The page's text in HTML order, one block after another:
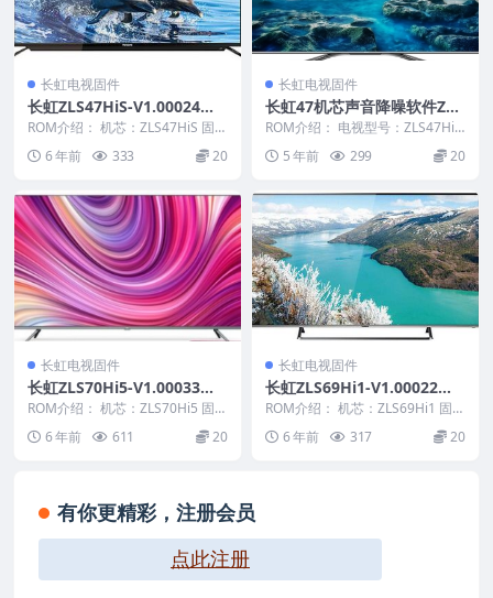
长虹电视固件
长虹ZLS47HiS-V1.00024整
机原厂刷机固件下载
ROM介绍： 机芯：ZLS47HiS 固件
版本：V1.00024 适用机型：请
以...6 年前 333 20
长虹电视固件
长虹47机芯声音降噪软件ZLS
47HiS-V1.10046刷机电视固
件包
ROM介绍： 电视型号：ZLS47HiS
小：...5 年前 299 20
长虹电视固件
长虹ZLS70Hi5-V1.00033版
本USB整机软件刷机固件下载
ROM介绍： 机芯：ZLS70Hi5 固件
版本：V1.00033 适用机型：请
以...6 年前 611 20
长虹电视固件
长虹ZLS69Hi1-V1.00022整
机原厂刷机固件下载
ROM介绍： 机芯：ZLS69Hi1 固件
版本：V1.00022 适用机型：请
以...6 年前 317 20
有你更精彩，注册会员
点此注册